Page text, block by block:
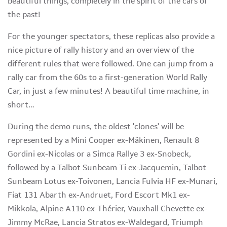
the past!
For the younger spectators, these replicas also provide a
nice picture of rally history and an overview of the
different rules that were followed. One can jump from a
rally car from the 60s to a first-generation World Rally
Car, in just a few minutes! A beautiful time machine, in
short…
During the demo runs, the oldest 'clones' will be
represented by a Mini Cooper ex-Mäkinen, Renault 8
Gordini ex-Nicolas or a Simca Rallye 3 ex-Snobeck,
followed by a Talbot Sunbeam Ti ex-Jacquemin, Talbot
Sunbeam Lotus ex-Toivonen, Lancia Fulvia HF ex-Munari,
Fiat 131 Abarth ex-Andruet, Ford Escort Mk1 ex-
Mikkola, Alpine A110 ex-Thérier, Vauxhall Chevette ex-
Jimmy McRae, Lancia Stratos ex-Waldegard, Triumph